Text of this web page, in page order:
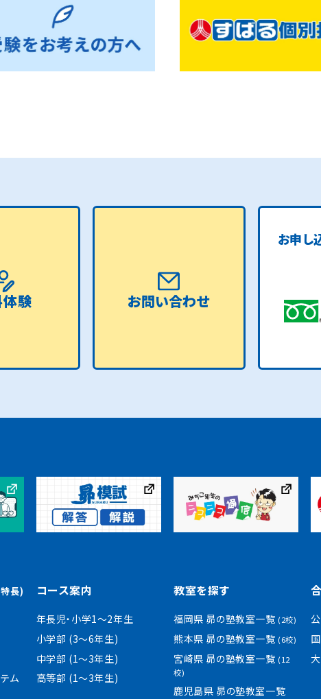
験 お問い合わせ
お申し
長)
ム
コース案内
年長児・小学1〜2年生
小学部 (3〜6年生)
中学部 (1〜3年生)
高等部 (1〜3年生)
教室を探す
福岡県 昴の塾教室一覧(2校)
熊本県 昴の塾教室一覧(6校)
宮崎県 昴の塾教室一覧(12
校)
鹿児島県 昴の塾教室一覧